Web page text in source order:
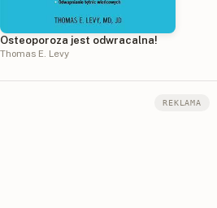
Osteoporoza jest odwracalna!
Thomas E. Levy
REKLAMA